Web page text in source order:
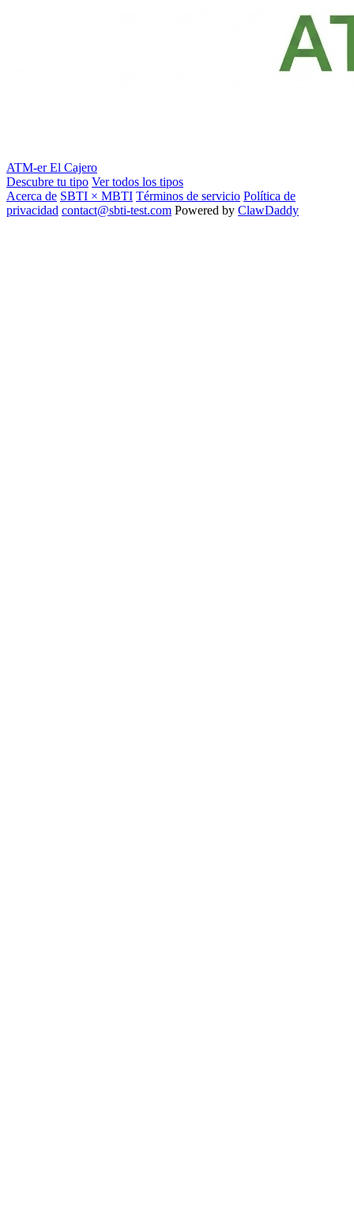
ATM-er El Cajero
Descubre tu tipo Ver todos los tipos
Acerca de SBTI × MBTI Términos de servicio Política de
privacidad contact@sbti-test.com Powered by ClawDaddy